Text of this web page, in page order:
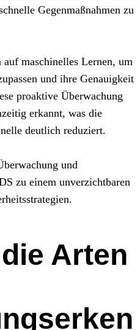
Gegenmaßnahmen zu
auf maschinelles Lernen, um
und ihre Genauigkeit
proaktive Überwachung
erkannt, was die
deutlich reduziert.
und
zu einem unverzichtbaren
Arten